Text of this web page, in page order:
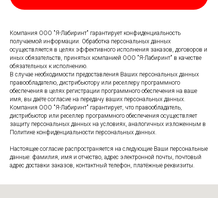
Компания ООО "Я-Лабиринт" гарантирует конфиденциальность
получаемой информации. Обработка персональных данных
осуществляется в целях эффективного исполнения заказов, договоров и
иных обязательств, принятых компанией ООО "Я-Лабиринт" в качестве
обязательных к исполнению.
В случае необходимости предоставления Ваших персональных данных
правообладателю, дистрибьютору или реселлеру программного
обеспечения в целях регистрации программного обеспечения на ваше
имя, вы даёте согласие на передачу ваших персональных данных.
Компания ООО "Я-Лабиринт" гарантирует, что правообладатель,
дистрибьютор или реселлер программного обеспечения осуществляет
защиту персональных данных на условиях, аналогичных изложенным в
Политике конфиденциальности персональных данных.
Настоящее согласие распространяется на следующие Ваши персональные
данные: фамилия, имя и отчество, адрес электронной почты, почтовый
адрес доставки заказов, контактный телефон, платёжные реквизиты.